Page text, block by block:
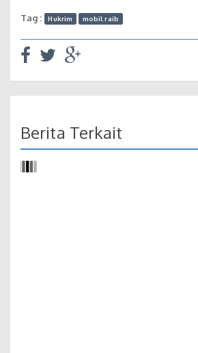
Tag : Hukrim mobil raib
Berita Terkait